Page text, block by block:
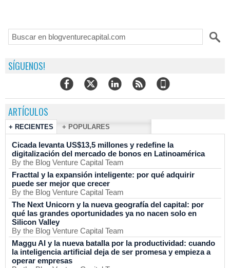
SÍGUENOS!
ARTÍCULOS
+ RECIENTES + POPULARES
Cicada levanta US$13,5 millones y redefine la
digitalización del mercado de bonos en Latinoamérica
By the Blog Venture Capital Team
Fracttal y la expansión inteligente: por qué adquirir
puede ser mejor que crecer
By the Blog Venture Capital Team
The Next Unicorn y la nueva geografía del capital: por
qué las grandes oportunidades ya no nacen solo en
Silicon Valley
By the Blog Venture Capital Team
Maggu AI y la nueva batalla por la productividad: cuando
la inteligencia artificial deja de ser promesa y empieza a
operar empresas